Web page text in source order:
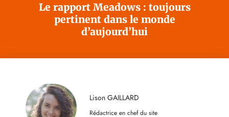
Le rapport Meadows : toujours
pertinent dans le monde
d’aujourd’hui
Lison GAILLARD
Rédactrice en chef du site